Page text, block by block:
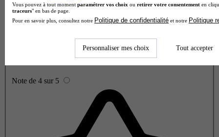
Note de 4 sur 5
Vous pouvez à tout moment paramétrer vos choix ou retirer votre consentement en
traceurs" en bas de page.
Pour en savoir plus, consultez notre Politique de confidentialité et notre Politique
Personnaliser mes choix Tout accepter